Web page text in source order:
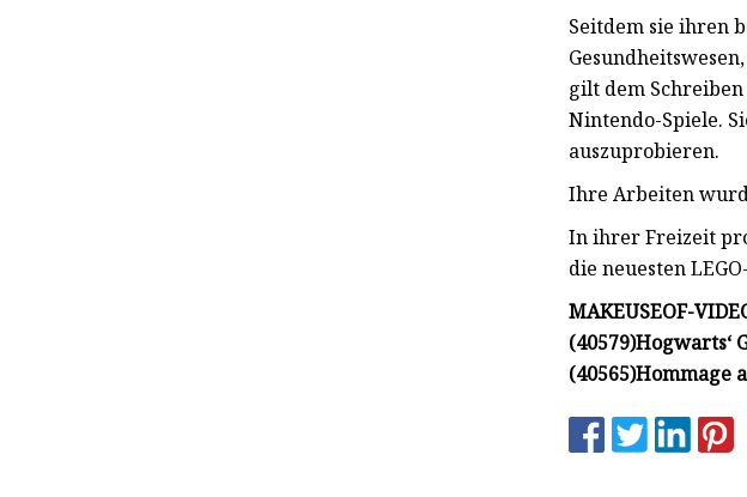
Seitdem sie ihren
gilt dem
Nintendo-Spiele.
auszuprobieren.
Ihre Arbeiten
In ihrer Freizeit
die neuesten
MAKEUSEOF-
(40579)Hogwarts‘
(40565)Hommage